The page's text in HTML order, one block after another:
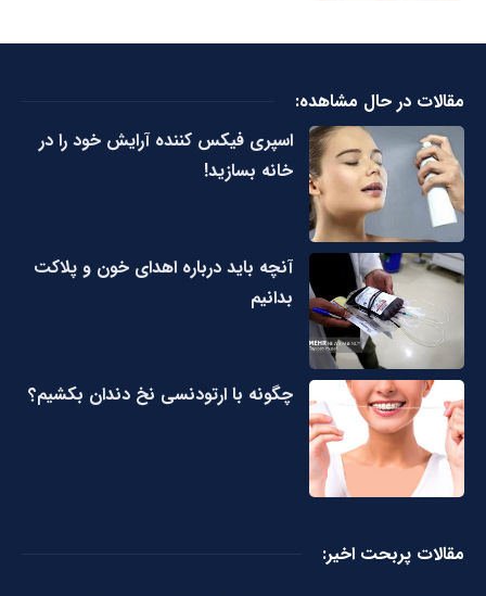
مقالات در حال مشاهده:
اسپری فیکس کننده آرایش خود را در
خانه بسازید!
آنچه باید درباره اهدای خون و پلاکت
بدانیم
چگونه با ارتودنسی نخ دندان بکشیم؟
مقالات پربحت اخیر: